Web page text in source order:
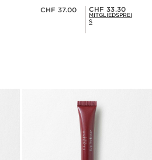
CHF 37.00 Mitgliederpreis CHF 33.30
CHF 33.30
MITGLIEDSPREI
S